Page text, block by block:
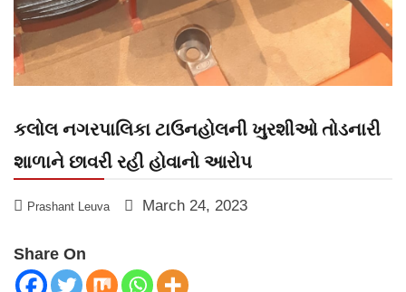
કલોલ નગરપાલિકા ટાઉનહોલની ખુરશીઓ તોડનારી
શાળાને છાવરી રહી હોવાનો આરોપ
Prashant Leuva March 24, 2023
Share On